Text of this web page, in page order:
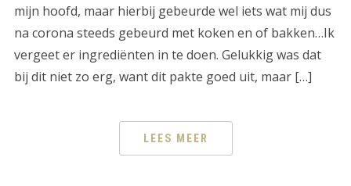
mijn hoofd, maar hierbij gebeurde wel iets wat mij dus
na corona steeds gebeurd met koken en of bakken…Ik
vergeet er ingrediënten in te doen. Gelukkig was dat
bij dit niet zo erg, want dit pakte goed uit, maar […]
LEES MEER